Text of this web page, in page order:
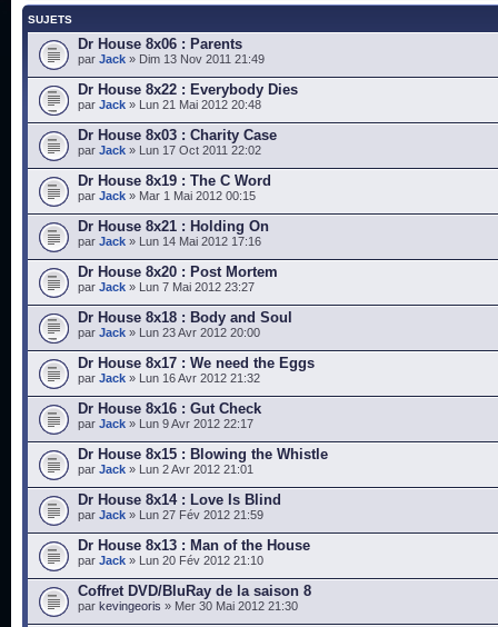
SUJETS
Dr House 8x06 : Parents
par Jack » Dim 13 Nov 2011 21:49
Dr House 8x22 : Everybody Dies
par Jack » Lun 21 Mai 2012 20:48
Dr House 8x03 : Charity Case
par Jack » Lun 17 Oct 2011 22:02
Dr House 8x19 : The C Word
par Jack » Mar 1 Mai 2012 00:15
Dr House 8x21 : Holding On
par Jack » Lun 14 Mai 2012 17:16
Dr House 8x20 : Post Mortem
par Jack » Lun 7 Mai 2012 23:27
Dr House 8x18 : Body and Soul
par Jack » Lun 23 Avr 2012 20:00
Dr House 8x17 : We need the Eggs
par Jack » Lun 16 Avr 2012 21:32
Dr House 8x16 : Gut Check
par Jack » Lun 9 Avr 2012 22:17
Dr House 8x15 : Blowing the Whistle
par Jack » Lun 2 Avr 2012 21:01
Dr House 8x14 : Love Is Blind
par Jack » Lun 27 Fév 2012 21:59
Dr House 8x13 : Man of the House
par Jack » Lun 20 Fév 2012 21:10
Coffret DVD/BluRay de la saison 8
par kevingeoris » Mer 30 Mai 2012 21:30